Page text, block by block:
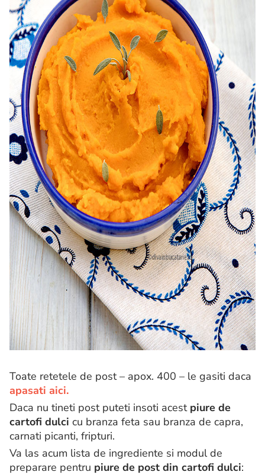
Toate retetele de post – apox. 400 – le gasiti daca
apasati aici.
Daca nu tineti post puteti insoti acest piure de
cartofi dulci cu branza feta sau branza de capra,
carnati picanti, fripturi.
Va las acum lista de ingrediente si modul de
preparare pentru piure de post din cartofi dulci: